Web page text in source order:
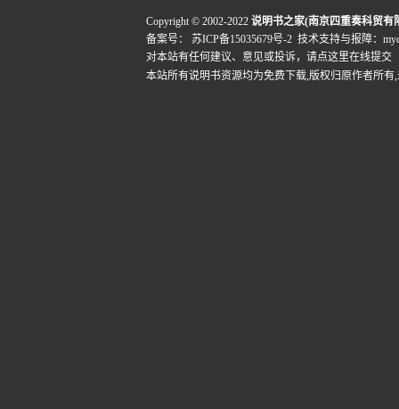
Copyright © 2002-2022 说明书之家(南京四重奏科贸有
备案号：
苏ICP备15035679号-2 技术支持与报障：
对本站有任何建议、意见或投诉， 请点这里在线提交
本站所有说明书资源均为免费下载,版权归原作者所